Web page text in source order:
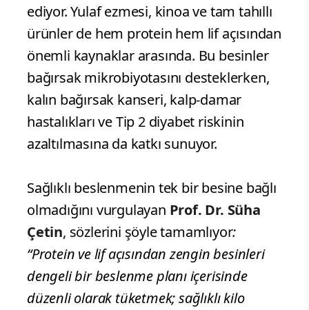
ediyor. Yulaf ezmesi, kinoa ve tam tahıllı
ürünler de hem protein hem lif açısından
önemli kaynaklar arasında. Bu besinler
bağırsak mikrobiyotasını desteklerken,
kalın bağırsak kanseri, kalp-damar
hastalıkları ve Tip 2 diyabet riskinin
azaltılmasına da katkı sunuyor.
Sağlıklı beslenmenin tek bir besine bağlı
olmadığını vurgulayan Prof. Dr. Süha
Çetin, sözlerini şöyle tamamlıyor:
“Protein ve lif açısından zengin besinleri
dengeli bir beslenme planı içerisinde
düzenli olarak tüketmek; sağlıklı kilo